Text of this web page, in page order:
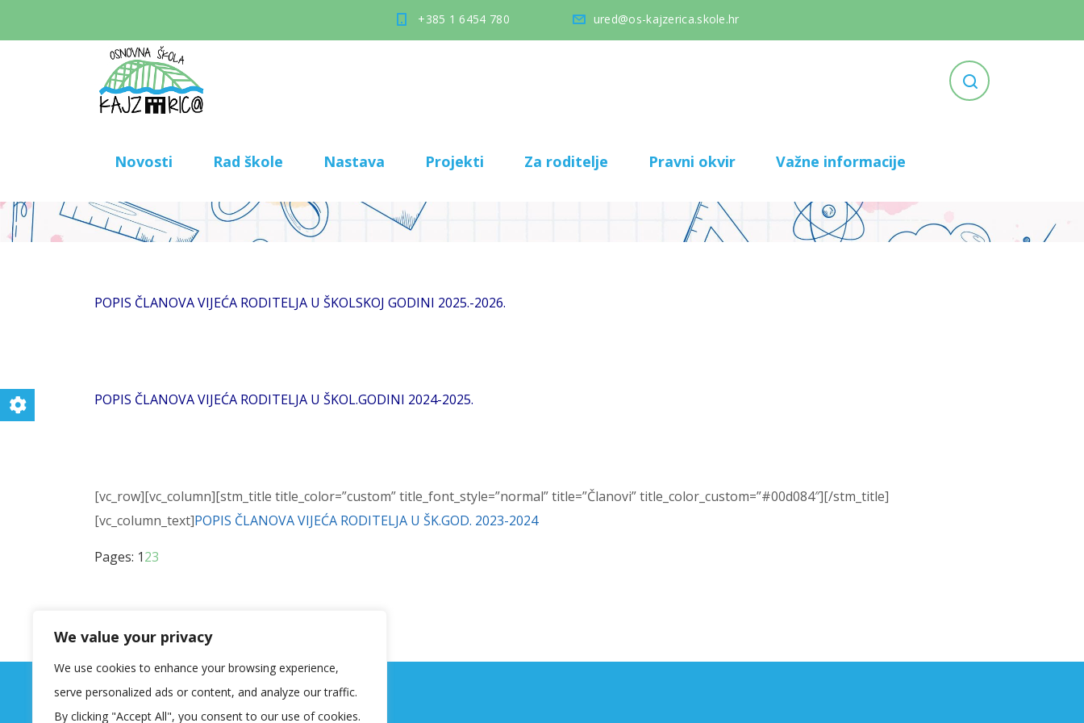
We value your privacy
We use cookies to enhance your browsing experience,
serve personalized ads or content, and analyze our traffic.
By clicking "Accept All", you consent to our use of cookies.
+385 1 6454 780 ured@os-kajzerica.skole.hr
Novosti Rad škole Nastava Projekti Za roditelje Pravni okvir Važne informacije
POPIS ČLANOVA VIJEĆA RODITELJA U ŠKOLSKOJ GODINI 2025.-2026.
POPIS ČLANOVA VIJEĆA RODITELJA U ŠKOL.GODINI 2024-2025.
[vc_row][vc_column][stm_title title_color=”custom” title_font_style=”normal” title=”Članovi” title_color_custom=”#00d084″][/stm_title]
[vc_column_text]POPIS ČLANOVA VIJEĆA RODITELJA U ŠK.GOD. 2023-2024
Pages: Page
1,Page
2,Page
3